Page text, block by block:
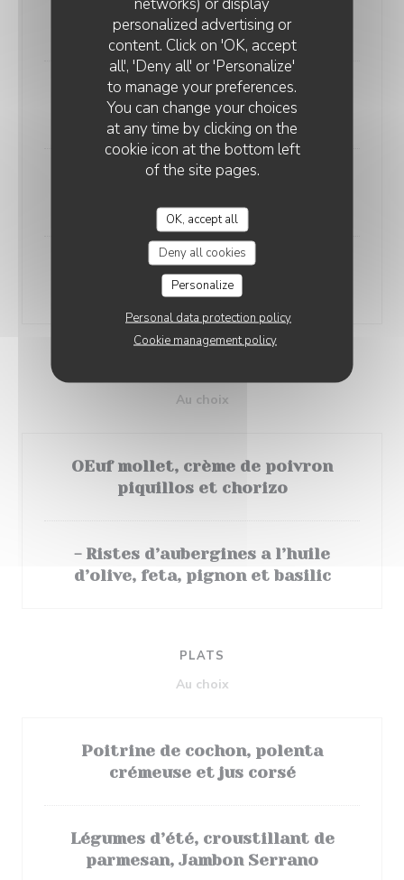
personalized advertising or
content. Click on 'OK, accept
all', 'Deny all' or 'Personalize'
to manage your preferences.
You can change your choices
at any time by clicking on the
cookie icon at the bottom left
of the site pages.
OK, accept all
Deny all cookies
Personalize
Personal data protection policy
Cookie management policy
Entrée, Plat, Dessert
27,00 EUR
Entrée, Plat
22,00 EUR
Plat, Dessert
22,00 EUR
Plat seul
18,00 EUR
Au choix
OEuf mollet, crème de poivron
piquillos et chorizo
- Ristes d’aubergines a l’huile
d’olive, feta, pignon et basilic
PLATS
Au choix
Poitrine de cochon, polenta
crémeuse et jus corsé
Légumes d’été, croustillant de
parmesan, Jambon Serrano